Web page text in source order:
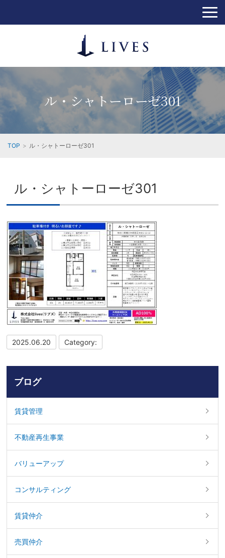
ル・シャトーローゼ301
TOP ル・シャトーローゼ301
ル・シャトーローゼ301
2025.06.20 Category:
ブログ
賃貸管理
不動産再生事業
バリューアップ
コンサルティング
賃貸仲介
売買仲介